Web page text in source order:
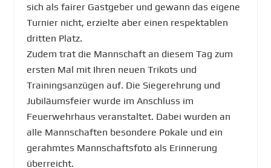
sich als fairer Gastgeber und gewann das eigene
Turnier nicht, erzielte aber einen respektablen
dritten Platz.
Zudem trat die Mannschaft an diesem Tag zum
ersten Mal mit Ihren neuen Trikots und
Trainingsanzügen auf. Die Siegerehrung und
Jubiläumsfeier wurde im Anschluss im
Feuerwehrhaus veranstaltet. Dabei wurden an
alle Mannschaften besondere Pokale und ein
gerahmtes Mannschaftsfoto als Erinnerung
überreicht.